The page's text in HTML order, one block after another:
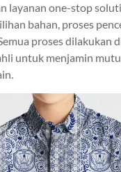
layanan one-stop
bahan, proses
proses dilakukan
untuk menjamin